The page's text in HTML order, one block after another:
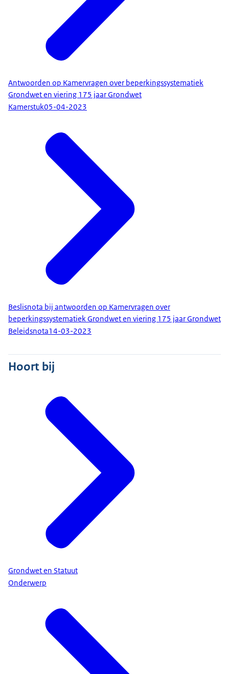
Antwoorden op Kamervragen over beperkingssystematiek
Grondwet en viering 175 jaar Grondwet
Kamerstuk05-04-2023
Beslisnota bij antwoorden op Kamervragen over
beperkingssystematiek Grondwet en viering 175 jaar Grondwet
Beleidsnota14-03-2023
Hoort bij
Grondwet en Statuut
Onderwerp